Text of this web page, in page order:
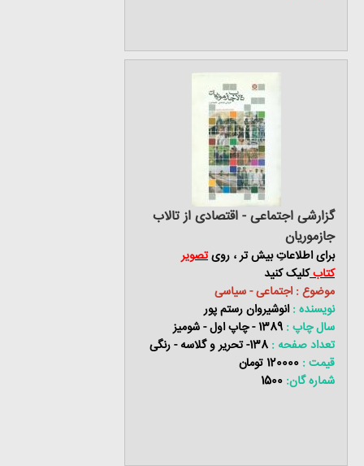
گزارشی اجتماعی - اقتصادی از تالاب
جازموریان
برای اطلاعاتِ بیش تر ، رویتصویر
کتابکلیک کنید
موضوع : اجتماعی - سیاسی
نویسنده :انوشیروان رستم پور
سال چاپ :
تعداد صفحه :
قیمت :
شماره گان: 1500